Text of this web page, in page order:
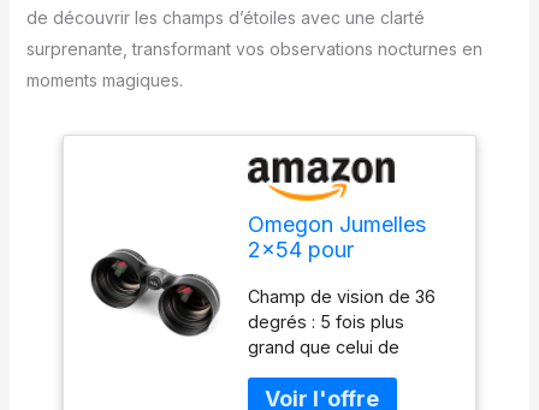
de découvrir les champs d’étoiles avec une clarté
surprenante, transformant vos observations nocturnes en
moments magiques.
Omegon Jumelles
2×54 pour
Champs d'étoiles
Champ de vision de 36
degrés : 5 fois plus
grand que celui de
normales Découvrir des